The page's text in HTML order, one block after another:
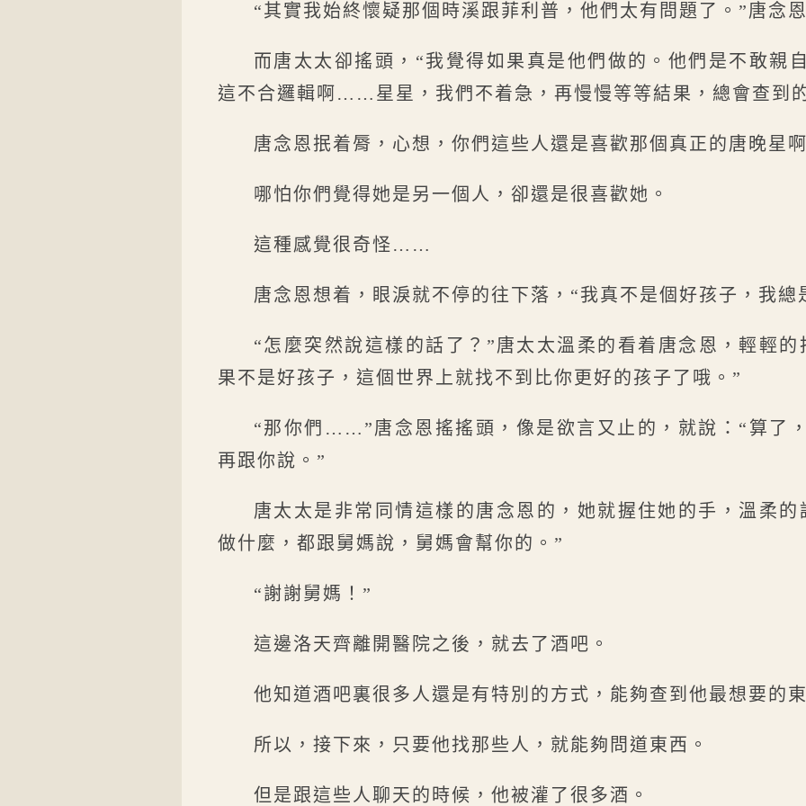
“其實我始終懷疑那個時溪跟菲利普，他們太有問題了。”唐念
而唐太太卻搖頭，“我覺得如果真是他們做的。他們是不敢親
這不合邏輯啊……星星，我們不着急，再慢慢等等結果，總會查到
唐念恩抿着脣，心想，你們這些人還是喜歡那個真正的唐晚星啊
哪怕你們覺得她是另一個人，卻還是很喜歡她。
這種感覺很奇怪……
唐念恩想着，眼淚就不停的往下落，“我真不是個好孩子，我總
“怎麼突然說這樣的話了？”唐太太溫柔的看着唐念恩，輕輕的
果不是好孩子，這個世界上就找不到比你更好的孩子了哦。”
“那你們……”唐念恩搖搖頭，像是欲言又止的，就說：“算了
再跟你說。”
唐太太是非常同情這樣的唐念恩的，她就握住她的手，溫柔的
做什麼，都跟舅媽說，舅媽會幫你的。”
“謝謝舅媽！”
這邊洛天齊離開醫院之後，就去了酒吧。
他知道酒吧裏很多人還是有特別的方式，能夠查到他最想要的
所以，接下來，只要他找那些人，就能夠問道東西。
但是跟這些人聊天的時候，他被灌了很多酒。